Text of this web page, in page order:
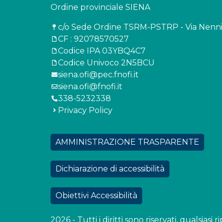
Ordine provinciale SIENA
c/o Sede Ordine TSRM-PSTRP - Via
CF : 92078570527
Codice IPA 03YBQ4C7
Codice Univoco 2N5BCU
siena.ofi@pec.fnofi.it
siena.ofi@fnofi.it
338-5232338
Privacy Policy
AMMINISTRAZIONE TRASPARENTE
Dichiarazione di accessibilità
Obiettivi Accessibilità
2026 - Tutti i diritti sono riservati, qualsiasi